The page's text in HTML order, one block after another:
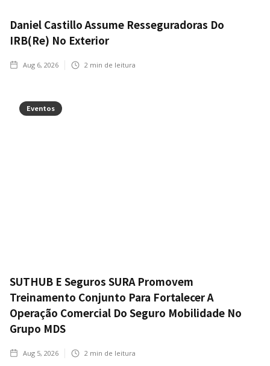
Daniel Castillo Assume Resseguradoras Do
IRB(Re) No Exterior
Aug 6, 2026 2 min de leitura
Eventos
SUTHUB E Seguros SURA Promovem
Treinamento Conjunto Para Fortalecer A
Operação Comercial Do Seguro Mobilidade No
Grupo MDS
Aug 5, 2026 2 min de leitura